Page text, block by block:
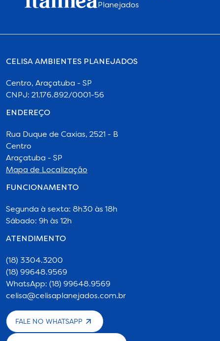
Planejados
CELISA AMBIENTES PLANEJADOS
Centro, Araçatuba - SP
CNPJ: 21.176.892/0001-56
ENDEREÇO
Rua Duque de Caxias, 2521 - B
Centro
Araçatuba - SP
Mapa de Localização
FUNCIONAMENTO
Segunda à sexta: 8h30 às 18h
Sábado: 9h às 12h
ATENDIMENTO
(18) 3304.3200
(18) 99648.9569
WhatsApp: (18) 99648.9569
celisa@celisaplanejados.com.br
FALE NO WHATSAPP